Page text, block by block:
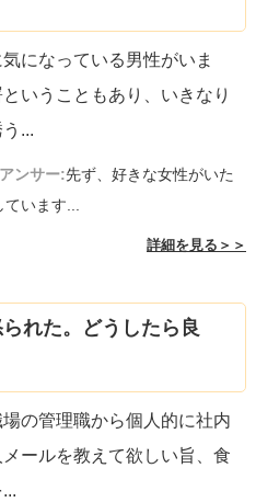
になっている男性がいま
いうこともあり、いきなり
...
ンサー:先ず、好きな女性がいた
ています...
詳細を見る＞＞
れた。どうしたら良
の管理職から個人的に社内
ールを教えて欲しい旨、食
...